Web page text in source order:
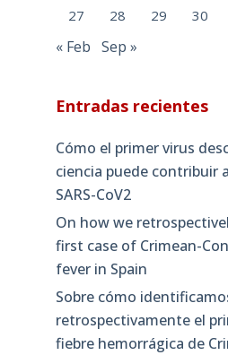
27 28 29 30
« Feb Sep »
Entradas recientes
Cómo el primer virus
ciencia puede contribuir
SARS-CoV2
On how we
first case of Crimean-
fever in Spain
Sobre cómo
retrospectivamente el
fiebre hemorrágica de